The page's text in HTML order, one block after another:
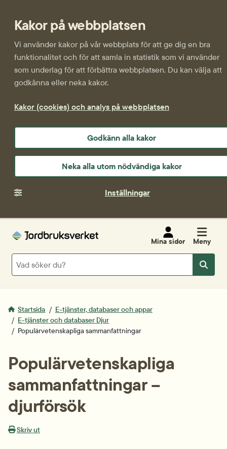
Kakor på webbplatsen
Vi använder kakor på vår webbplats för att ge dig en bra
funktionalitet och för att samla in statistik som vi använder
som underlag för att förbättra webbplatsen. Du kan välja att
godkänna eller neka kakor.
Kakor (cookies) och analys på webbplatsen
Godkänn alla kakor
Neka alla utom nödvändiga kakor
Inställningar
Mina sidor Meny
Sök
Sök
Startsida
E-tjänster, databaser och appar
E-tjänster och databaser Djur
Populärvetenskapliga sammanfattningar
Populärvetenskapliga
sammanfattningar –
djurförsök
Skriv ut